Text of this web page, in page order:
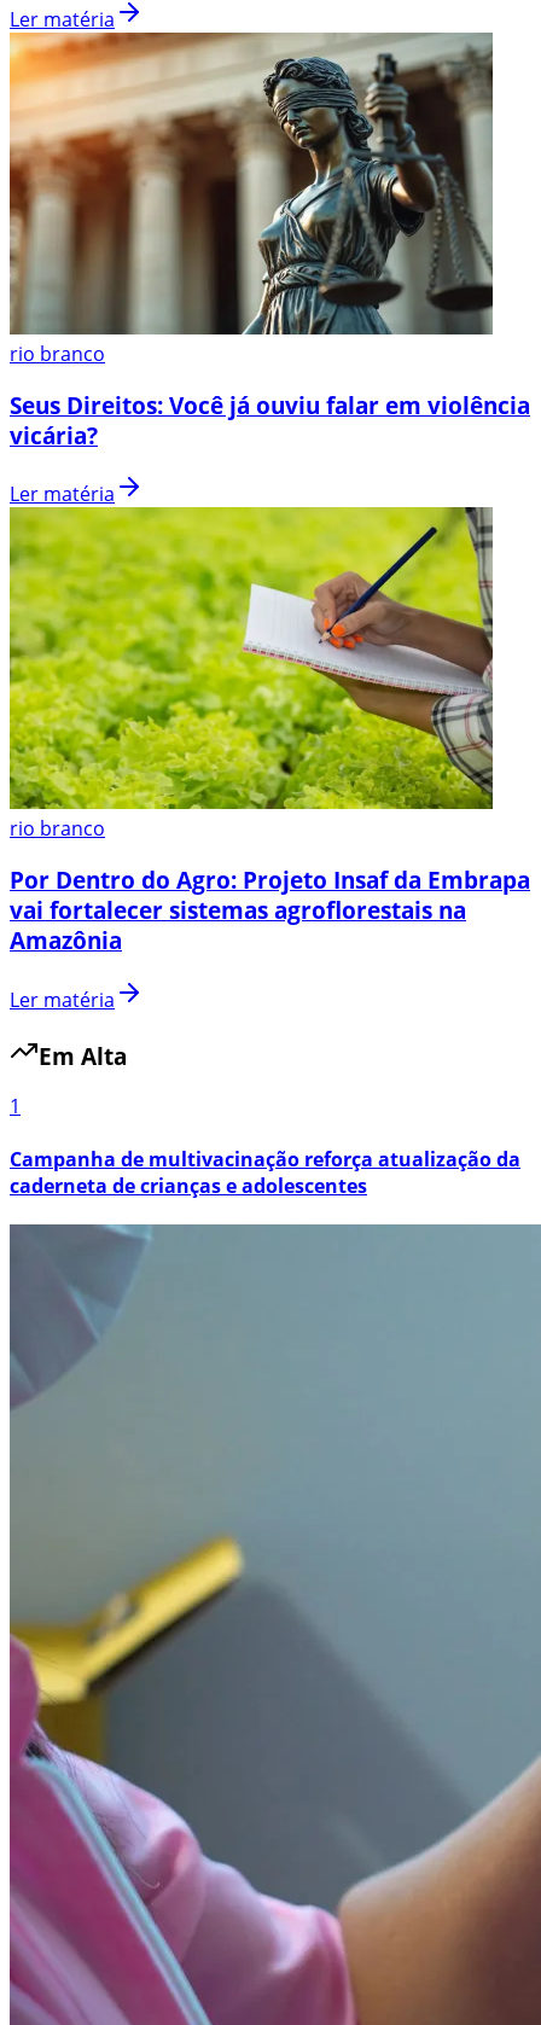
Ler matéria
rio branco
Seus Direitos: Você já ouviu falar em violência
vicária?
Ler matéria
rio branco
Por Dentro do Agro: Projeto Insaf da Embrapa
vai fortalecer sistemas agroflorestais na
Amazônia
Ler matéria
Em Alta
1
Campanha de multivacinação reforça atualização da
caderneta de crianças e adolescentes